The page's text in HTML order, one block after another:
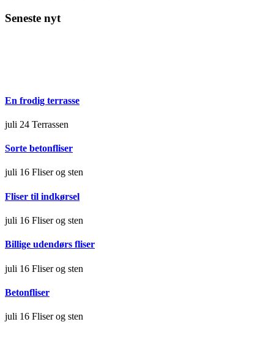
Seneste nyt
En frodig terrasse
juli 24 Terrassen
Sorte betonfliser
juli 16 Fliser og sten
Fliser til indkørsel
juli 16 Fliser og sten
Billige udendørs fliser
juli 16 Fliser og sten
Betonfliser
juli 16 Fliser og sten